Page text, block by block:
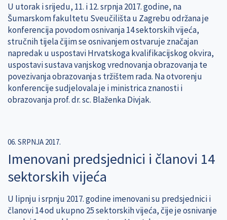
U utorak i srijedu, 11. i 12. srpnja 2017. godine, na
Šumarskom fakultetu Sveučilišta u Zagrebu održana je
konferencija povodom osnivanja 14 sektorskih vijeća,
stručnih tijela čijim se osnivanjem ostvaruje značajan
napredak u uspostavi Hrvatskoga kvalifikacijskog okvira,
uspostavi sustava vanjskog vrednovanja obrazovanja te
povezivanja obrazovanja s tržištem rada. Na otvorenju
konferencije sudjelovala je i ministrica znanosti i
obrazovanja prof. dr. sc. Blaženka Divjak.
06. SRPNJA 2017.
Imenovani predsjednici i članovi 14
sektorskih vijeća
U lipnju i srpnju 2017. godine imenovani su predsjednici i
članovi 14 od ukupno 25 sektorskih vijeća, čije je osnivanje